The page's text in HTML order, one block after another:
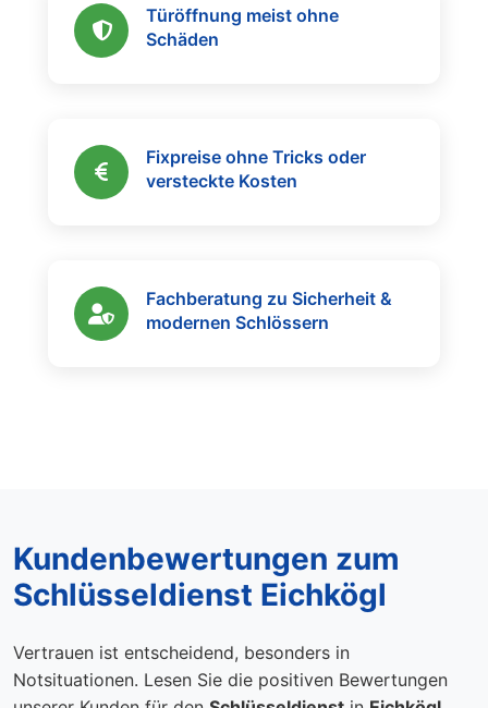
Türöffnung meist ohne
Schäden
Fixpreise ohne Tricks oder
versteckte Kosten
Fachberatung zu Sicherheit &
modernen Schlössern
Kundenbewertungen zum
Schlüsseldienst Eichkögl
Vertrauen ist entscheidend, besonders in
Notsituationen. Lesen Sie die positiven Bewertungen